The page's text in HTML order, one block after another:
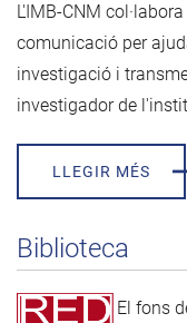
L'IMB-CNM
comunicació per
investigació i
investigador de
LLEGIR MÉS
Biblioteca
El fons